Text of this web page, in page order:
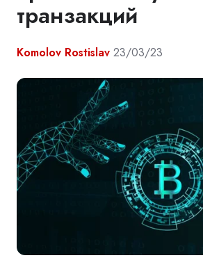
транзакций
Komolov Rostislav 23/03/23